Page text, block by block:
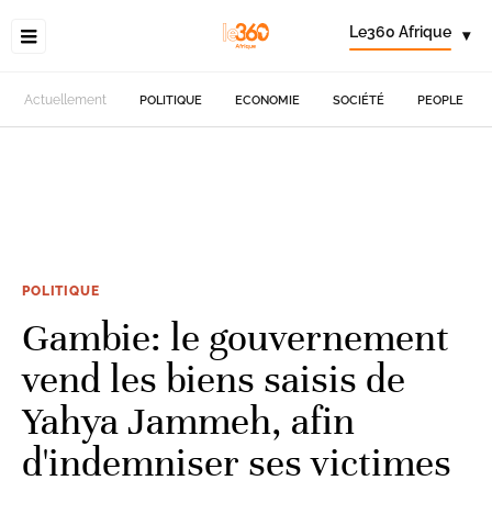
Le360 Afrique ▾
Actuellement POLITIQUE ECONOMIE SOCIÉTÉ PEOPLE
POLITIQUE
Gambie: le gouvernement
vend les biens saisis de
Yahya Jammeh, afin
d'indemniser ses victimes